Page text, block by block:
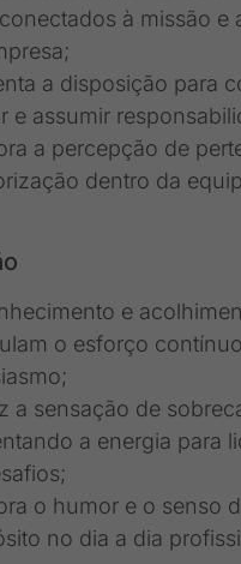
à missão e
a disposição para
e assumir
a percepção de
dentro da
e
o esforço
a sensação de
a energia para
o humor e o senso
no dia a dia